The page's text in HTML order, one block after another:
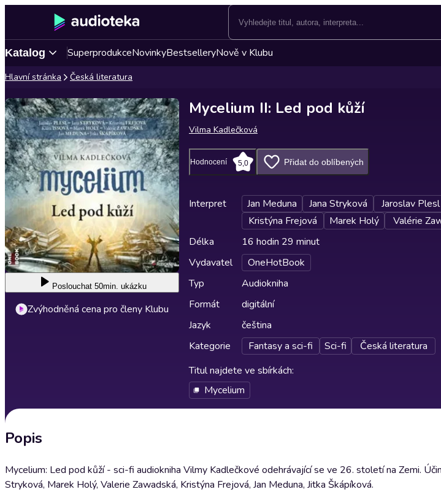
Katalog SuperprodukceNovinkyBestselleryNově v Klubu
Hlavní stránka Česká literatura
Poslouchat 50min. ukázku
Zvýhodněná cena pro členy Klubu
Mycelium II: Led pod kůží
Vilma Kadlečková
Hodnocení 5,0 Přidat do oblíbených
Interpret Jan Meduna Jana Stryková Jaroslav Plesl
Kristýna Frejová
Marek Holý
Valérie
Délka
16 hodin 29 minut
Vydavatel
OneHotBook
Typ
Audiokniha
Formát
digitální
Jazyk
čeština
Kategorie
Fantasy a sci-fi Sci-fi
Česká literatura
Titul najdete ve sbírkách:
Mycelium
Popis
Mycelium: Led pod kůží - sci-fi audiokniha Vilmy Kadlečkové odehrávající se ve 26. století na Zemi.
Stryková, Marek Holý, Valerie Zawadská, Kristýna Frejová, Jan Meduna, Jitka Škápíková.